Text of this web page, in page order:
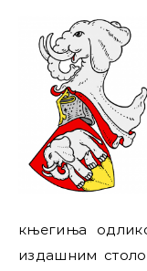
књегиња
издашним